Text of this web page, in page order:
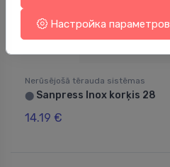
Nerūsējošā tērauda sistēmas
⬤ Sanpress Inox korķis 28
14.19 €
Настройка параметров